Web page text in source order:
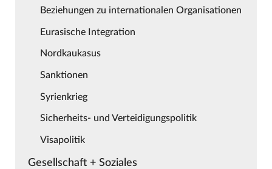
Beziehungen zu internationalen Organisationen
Eurasische Integration
Nordkaukasus
Sanktionen
Syrienkrieg
Sicherheits- und Verteidigungspolitik
Visapolitik
Gesellschaft + Soziales